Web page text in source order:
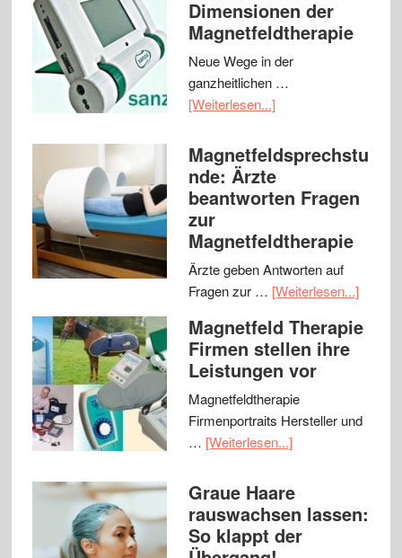
Dimensionen der
Magnetfeldtherapie
Neue Wege in der
ganzheitlichen …
[Weiterlesen...]
Magnetfeldsprechstu
nde: Ärzte
beantworten Fragen
zur
Magnetfeldtherapie
Ärzte geben Antworten auf
Fragen zur … [Weiterlesen...]
Magnetfeld Therapie
Firmen stellen ihre
Leistungen vor
Magnetfeldtherapie
Firmenportraits Hersteller und
… [Weiterlesen...]
Graue Haare
rauswachsen lassen:
So klappt der